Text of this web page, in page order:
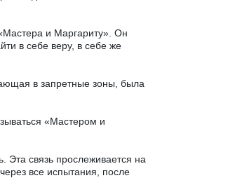
и Маргариту». Он
в себе веру, в себе же
в запретные зоны, была
«Мастером и
Эта связь прослеживается на
все испытания, после